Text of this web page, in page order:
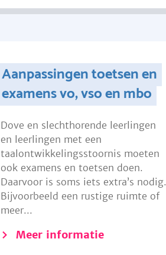
Aanpassingen toetsen en
examens vo, vso en mbo
Dove en slechthorende leerlingen
en leerlingen met een
taalontwikkelingsstoornis moeten
ook examens en toetsen doen.
Daarvoor is soms iets extra’s nodig.
Bijvoorbeeld een rustige ruimte of
meer...
Meer informatie